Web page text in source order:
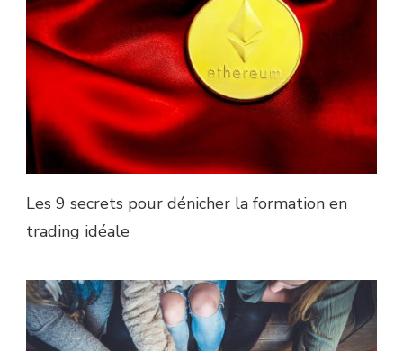
Les 9 secrets pour dénicher la formation en
trading idéale